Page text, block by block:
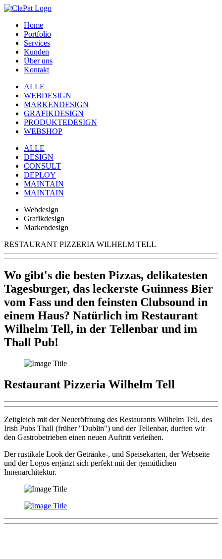
Home
Portfolio
Services
Kunden
Über uns
Kontakt
ALLE
WEBDESIGN
MARKENDESIGN
GRAFIKDESIGN
PRODUKTEDESIGN
WEBSHOP
ALLE
DESIGN
CONSULT
DEPLOY
MAINTAIN
MAINTAIN
Webdesign
Grafikdesign
Markendesign
RESTAURANT PIZZERIA WILHELM TELL
Wo gibt's die besten Pizzas, delikatesten
Tagesburger, das leckerste Guinness Bier
vom Fass und den feinsten Clubsound in
einem Haus? Natürlich im Restaurant
Wilhelm Tell, in der Tellenbar und im
Thall Pub!
Restaurant Pizzeria Wilhelm Tell
Zeitgleich mit der Neueröffnung des Restaurants Wilhelm Tell, des
Irish Pubs Thall (früher "Dublin") und der Tellenbar, durften wir
den Gastrobetrieben einen neuen Auftritt verleihen.
Der rustikale Look der Getränke-, und Speisekarten, der Webseite
und der Logos ergänzt sich perfekt mit der gemütlichen
Innenarchitektur.